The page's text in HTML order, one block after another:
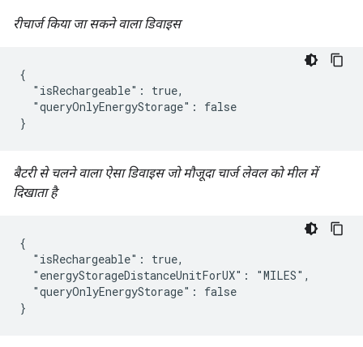
रीचार्ज किया जा सकने वाला डिवाइस
{
  "isRechargeable": true,
  "queryOnlyEnergyStorage": false
}
बैटरी से चलने वाला ऐसा डिवाइस जो मौजूदा चार्ज लेवल को मील में
दिखाता है
{
  "isRechargeable": true,
  "energyStorageDistanceUnitForUX": "MILES",
  "queryOnlyEnergyStorage": false
}